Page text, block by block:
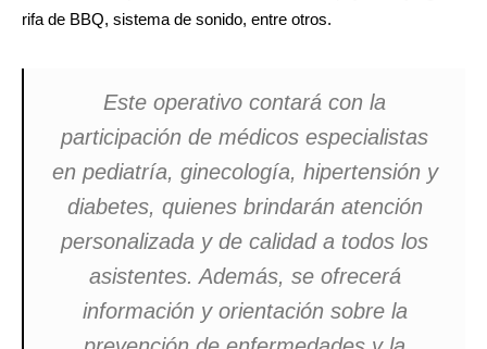
rifa de BBQ, sistema de sonido, entre otros.
Este operativo contará con la
participación de médicos especialistas
en pediatría, ginecología, hipertensión y
diabetes, quienes brindarán atención
personalizada y de calidad a todos los
asistentes. Además, se ofrecerá
información y orientación sobre la